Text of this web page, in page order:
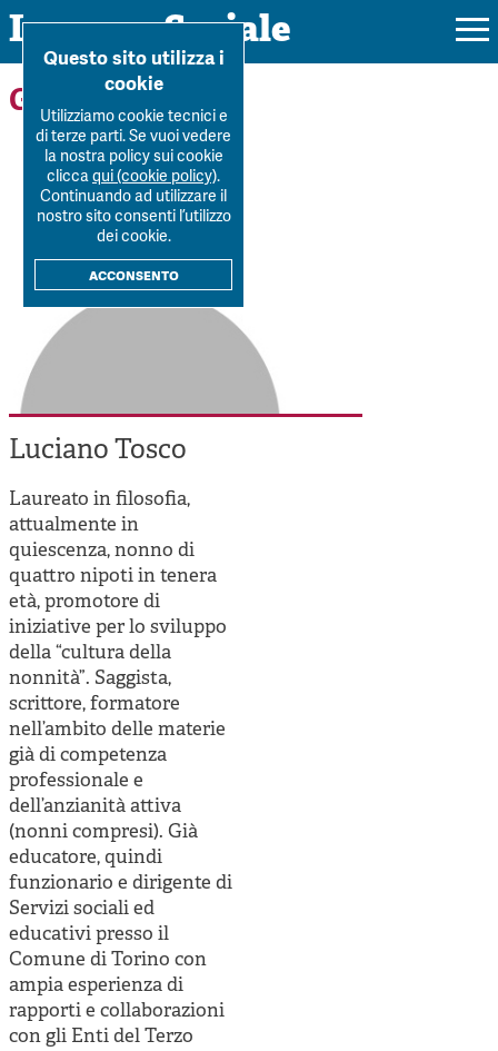
Impresa Sociale
Rivista
Ultimo numero
La Rivista
Submission
Colophon
Autori
Archivio
Forum
Tutti gli articoli
Autori
Argomenti
Dossier
Tutti i dossier
Workshop Impresa Sociale 2021
Impresa sociale, reciprocità e sostenibilità
Innovazione sociale
Cooperative di comunità
Impresa sociale e democrazia
Acini di fuoco - Dossier Mezzogiorno
Valutazione e dintorni
Chi siamo
Contatti
Sostienici
Home Luciano Tosco
Gli autori
Luciano Tosco
Laureato in filosofia,
attualmente in
quiescenza, nonno di
quattro nipoti in tenera
età, promotore di
iniziative per lo sviluppo
della “cultura della
nonnità”. Saggista,
scrittore, formatore
nell’ambito delle materie
già di competenza
professionale e
dell’anzianità attiva
(nonni compresi). Già
educatore, quindi
funzionario e dirigente di
Servizi sociali ed
educativi presso il
Comune di Torino con
ampia esperienza di
rapporti e collaborazioni
con gli Enti del Terzo
Questo sito utilizza i
cookie
Utilizziamo cookie tecnici e
di terze parti. Se vuoi vedere
la nostra policy sui cookie
cliccaqui (cookie policy).
Continuando ad utilizzare il
nostro sito consenti l’utilizzo
dei cookie.
acconsento